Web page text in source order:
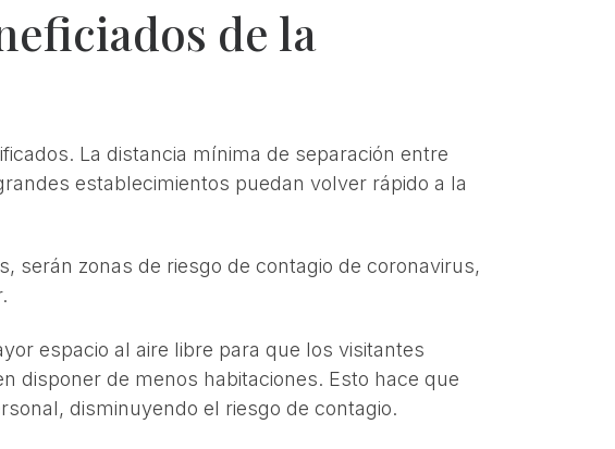
de la
La distancia mínima de separación entre
establecimientos puedan volver rápido a la
serán zonas de riesgo de contagio de coronavirus,
espacio al aire libre para que los visitantes
disponer de menos habitaciones. Esto hace que
disminuyendo el riesgo de contagio.